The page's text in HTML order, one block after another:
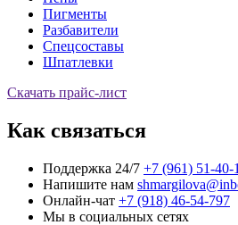
Пигменты
Разбавители
Спецсоставы
Шпатлевки
Скачать прайс-лист
Как связаться
Поддержка 24/7 +7 (961) 51-40-
Напишите нам
Онлайн-чат +7 (918) 46-54-797
Мы в социальных сетях